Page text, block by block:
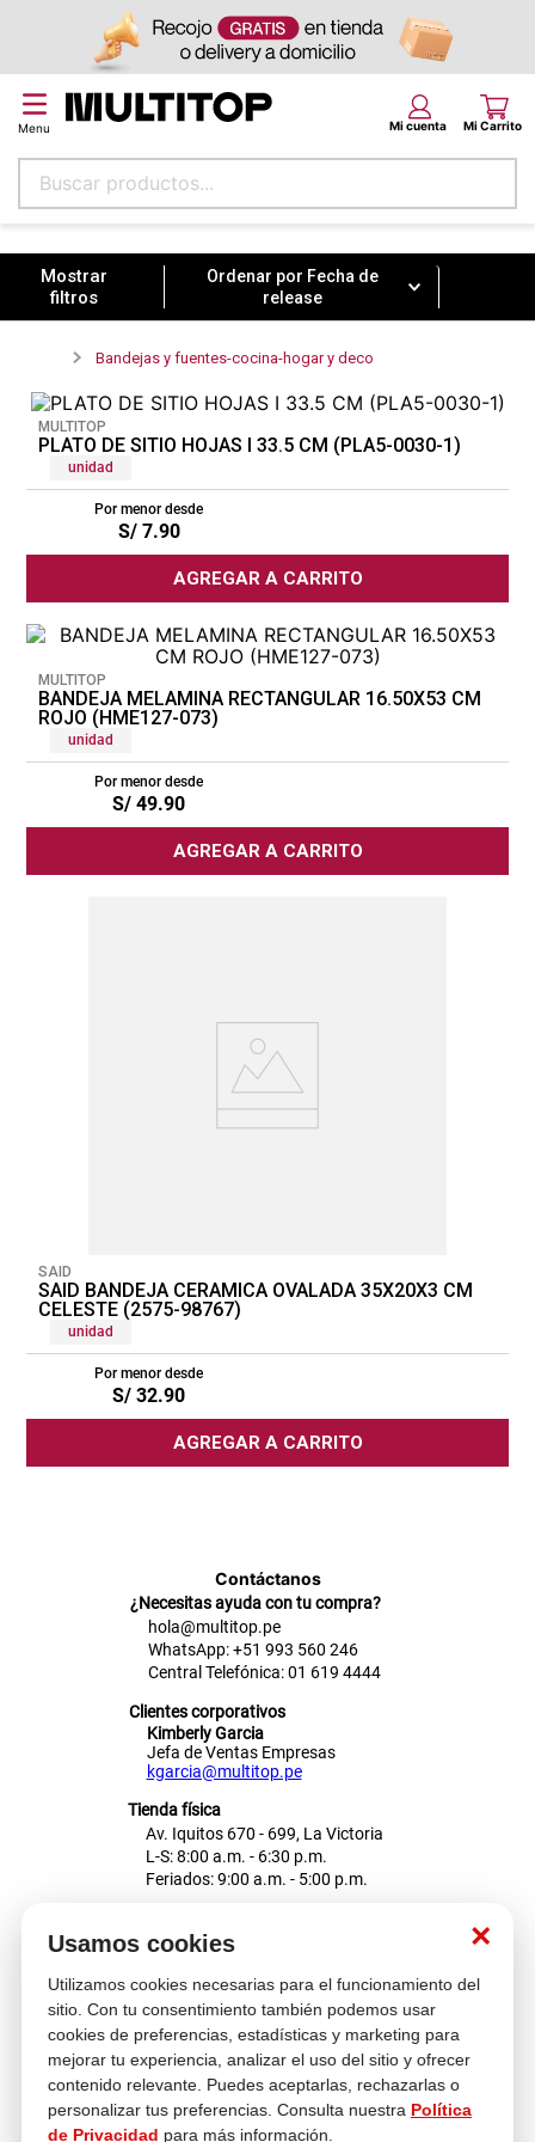
×
Usamos cookies
Utilizamos cookies necesarias para el funcionamiento del
sitio. Con tu consentimiento también podemos usar
cookies de preferencias, estadísticas y marketing para
mejorar tu experiencia, analizar el uso del sitio y ofrecer
contenido relevante. Puedes aceptarlas, rechazarlas o
personalizar tus preferencias. Consulta nuestra Política
de Privacidad para más información.
Buscar productos...
Ordenar por Fecha de
release
Bandejas y fuentes-cocina-hogar y deco
MULTITOP
PLATO DE SITIO HOJAS I 33.5 CM (PLA5-0030-1)
unidad
Por menor desde
S/ 7.90
AGREGAR A CARRITO
MULTITOP
BANDEJA MELAMINA RECTANGULAR 16.50X53 CM
ROJO (HME127-073)
unidad
Por menor desde
S/ 49.90
AGREGAR A CARRITO
SAID
SAID BANDEJA CERAMICA OVALADA 35X20X3 CM
CELESTE (2575-98767)
unidad
Por menor desde
S/ 32.90
AGREGAR A CARRITO
Contáctanos
¿Necesitas ayuda con tu compra?
hola@multitop.pe
WhatsApp: +51 993 560 246
Central Telefónica: 01 619 4444
Clientes corporativos
Kimberly Garcia
Jefa de Ventas Empresas
kgarcia@multitop.pe
Tienda física
Av. Iquitos 670 - 699, La Victoria
L-S: 8:00 a.m. - 6:30 p.m.
Feriados: 9:00 a.m. - 5:00 p.m.
Atención al cliente
Descubre más
papel tapiz
alfombra
puff
espuma
piso
tela